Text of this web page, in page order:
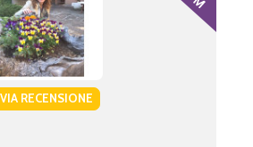
RECENSIONE